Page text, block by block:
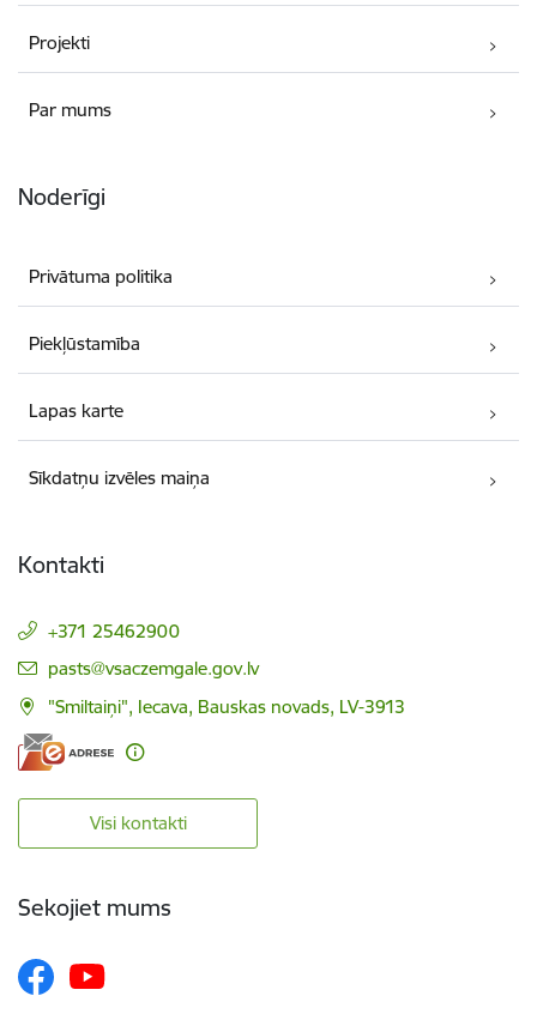
Projekti
Par mums
Noderīgi
Privātuma politika
Piekļūstamība
Lapas karte
Sīkdatņu izvēles maiņa
Kontakti
+371 25462900
E-pasts:
pasts@vsaczemgale.gov.lv
"Smiltaiņi", Iecava, Bauskas novads, LV-3913
Visi kontakti
Sekojiet mums